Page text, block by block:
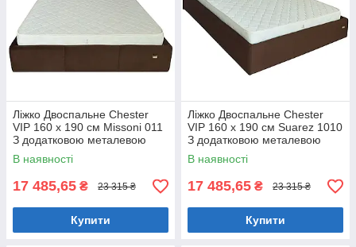
Ліжко Двоспальне Chester
VIP 160 х 190 см Missoni 011
З додатковою металевою
цільнозварною рамою
Темно-коричневий
В наявності
17 485,65 ₴ 23 315 ₴
Купити
Ліжко Двоспальне Chester
VIP 160 х 190 см Suarez 1010
З додатковою металевою
цільнозварною рамою
Коричневий
В наявності
17 485,65 ₴ 23 315 ₴
Купити